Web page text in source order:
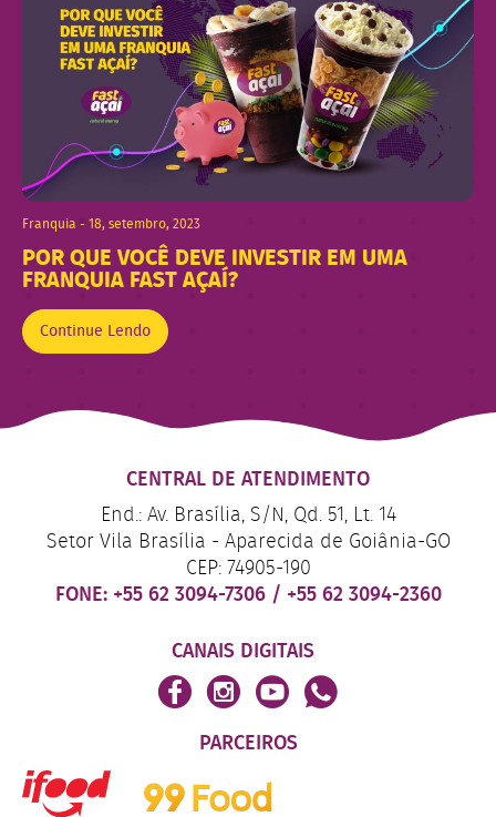
Franquia - 18, setembro, 2023
POR QUE VOCÊ DEVE INVESTIR EM UMA
FRANQUIA FAST AÇAÍ?
Continue Lendo
CENTRAL DE ATENDIMENTO
End.: Av. Brasília, S/N, Qd. 51, Lt. 14
Setor Vila Brasília - Aparecida de Goiânia-GO
CEP: 74905-190
FONE: +55 62 3094-7306 / +55 62 3094-2360
CANAIS DIGITAIS
PARCEIROS